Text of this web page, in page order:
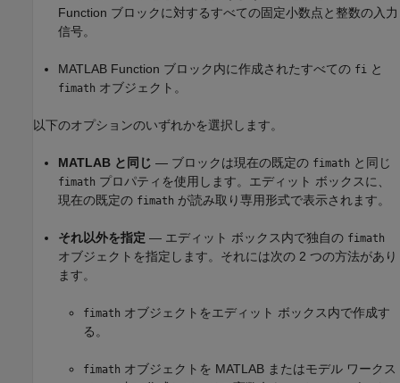
Function ブロックに対するすべての固定小数点と整数の入力
信号。
MATLAB Function ブロック内に作成されたすべての fi と
fimath オブジェクト。
以下のオプションのいずれかを選択します。
MATLAB と同じ — ブロックは現在の既定の fimath と同じ
fimath プロパティを使用します。エディット ボックスに、
現在の既定の fimath が読み取り専用形式で表示されます。
それ以外を指定 — エディット ボックス内で独自の fimath
オブジェクトを指定します。それには次の 2 つの方法があり
ます。
fimath オブジェクトをエディット ボックス内で作成す
る。
fimath オブジェクトを MATLAB またはモデル ワークス